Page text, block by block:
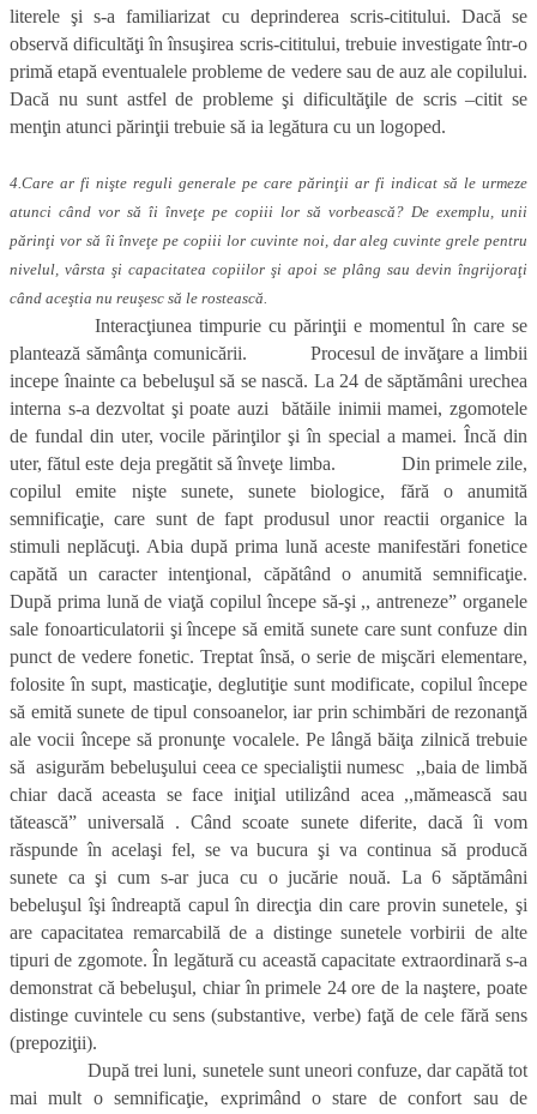
literele şi s-a familiarizat cu deprinderea scris-cititului. Dacă se
observă dificultăţi în însuşirea scris-cititului, trebuie investigate într-o
primă etapă eventualele probleme de vedere sau de auz ale copilului.
Dacă nu sunt astfel de probleme şi dificultăţile de scris –citit se
menţin atunci părinţii trebuie să ia legătura cu un logoped.
4.Care ar fi nişte reguli generale pe care părinţii ar fi indicat să le urmeze
atunci când vor să îi înveţe pe copiii lor să vorbească? De exemplu, unii
părinţi vor să îi înveţe pe copiii lor cuvinte noi, dar aleg cuvinte grele pentru
nivelul, vârsta şi capacitatea copiilor şi apoi se plâng sau devin îngrijoraţi
când aceştia nu reuşesc să le rostească.
Interacţiunea timpurie cu părinţii e momentul în care se
plantează sămânţa comunicării. Procesul de invăţare a limbii
incepe înainte ca bebeluşul să se nască. La 24 de săptămâni urechea
interna s-a dezvoltat şi poate auzi bătăile inimii mamei, zgomotele
de fundal din uter, vocile părinţilor şi în special a mamei. Încă din
uter, fătul este deja pregătit să înveţe limba. Din primele zile,
copilul emite nişte sunete, sunete biologice, fără o anumită
semnificaţie, care sunt de fapt produsul unor reactii organice la
stimuli neplăcuţi. Abia după prima lună aceste manifestări fonetice
capătă un caracter intenţional, căpătând o anumită semnificaţie.
După prima lună de viaţă copilul începe să-şi ,, antreneze” organele
sale fonoarticulatorii şi începe să emită sunete care sunt confuze din
punct de vedere fonetic. Treptat însă, o serie de mişcări elementare,
folosite în supt, masticaţie, deglutiţie sunt modificate, copilul începe
să emită sunete de tipul consoanelor, iar prin schimbări de rezonanţă
ale vocii începe să pronunţe vocalele. Pe lângă băiţa zilnică trebuie
să asigurăm bebeluşului ceea ce specialiştii numesc ,,baia de limbă
chiar dacă aceasta se face iniţial utilizând acea ,,mămească sau
tătească” universală . Când scoate sunete diferite, dacă îi vom
răspunde în acelaşi fel, se va bucura şi va continua să producă
sunete ca şi cum s-ar juca cu o jucărie nouă. La 6 săptămâni
bebeluşul îşi îndreaptă capul în direcţia din care provin sunetele, şi
are capacitatea remarcabilă de a distinge sunetele vorbirii de alte
tipuri de zgomote. În legătură cu această capacitate extraordinară s-a
demonstrat că bebeluşul, chiar în primele 24 ore de la naştere, poate
distinge cuvintele cu sens (substantive, verbe) faţă de cele fără sens
(prepoziţii).
După trei luni, sunetele sunt uneori confuze, dar capătă tot
mai mult o semnificaţie, exprimând o stare de confort sau de